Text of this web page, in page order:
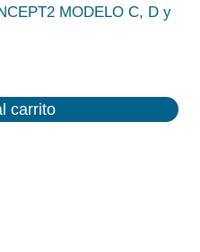
MODELO C, D y
carrito